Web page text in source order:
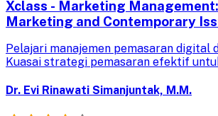
Xclass - Marketing
Marketing and Contemporary
Pelajari manajemen pemasaran digital
Kuasai strategi pemasaran efektif
Dr. Evi Rinawati Simanjuntak, M.M.